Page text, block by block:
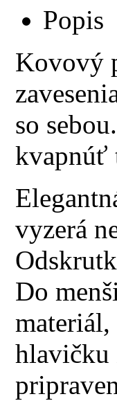
Popis
Kovový
so
kvapnúť
vyzerá
Do
hlavičku